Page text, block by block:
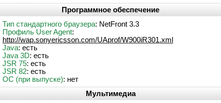
Программное обеспечение
Тип стандартного браузера: NetFront 3.3
Профиль User Agent:
http://wap.sonyericsson.com/UAprof/W900iR301.xml
Java: есть
Java 3D: есть
JSR 75: есть
JSR 82: есть
ОС (при выпуске): нет
Мультимедиа